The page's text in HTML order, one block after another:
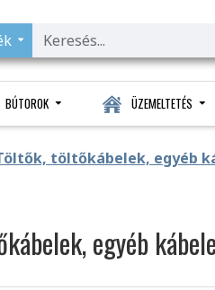
BÚTOROK ÜZEMELTETÉS
töltőkábelek, egyéb
egyéb